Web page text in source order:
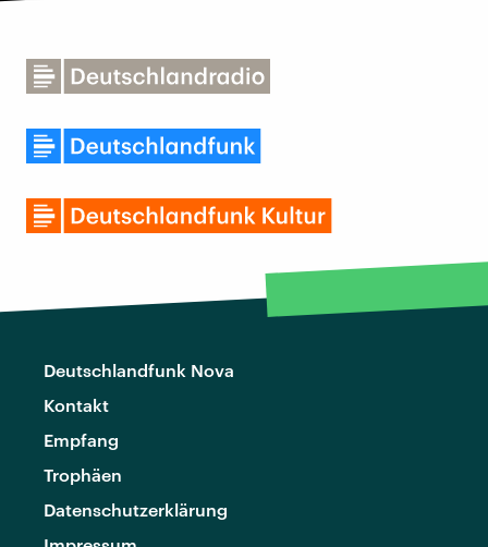
Deutschlandfunk Nova
Kontakt
Empfang
Trophäen
Datenschutzerklärung